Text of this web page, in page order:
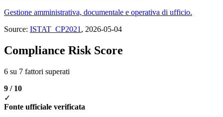
Gestione amministrativa, documentale e operativa di ufficio.
Source: ISTAT_CP2021 , 2026-05-04
Compliance Risk Score
6 su 7 fattori superati
9 / 10
✓
Fonte ufficiale verificata